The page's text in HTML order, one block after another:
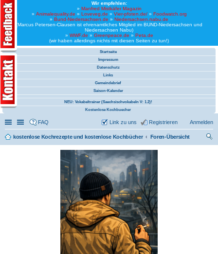
Wir empfehlen:
» Manfred Mistkäfer Magazin
» Animalequality.de » Loveveg.de » Vier-pfoten.de/» Foodwatch.org
» Bund-Niedersachsen.de » Niedersachsen.nabu.de
(Marcus Petersen-Clausen ist ehrenamtliches Mitglied im BUND-Niedersachsen und
Niedersachsen Nabu)
» WWF.de » Greenpeace.de » Peta.de
(wir haben allerdings nichts mit diesen Seiten zu tun!)
Startseite
Impressum
Datenschutz
Links
Gemeindebrief
Saison-Kalender
NEU: Vokabeltrainer (Saechsischvokabeln V: 1.2)!
Kostenlose Kochbuecher
Schnellzugriff
Linkliste
FAQ Anmelden
Registrieren
Link zu uns
kostenlose Kochrezepte und kostenlose Kochbücher
Foren-Übersicht